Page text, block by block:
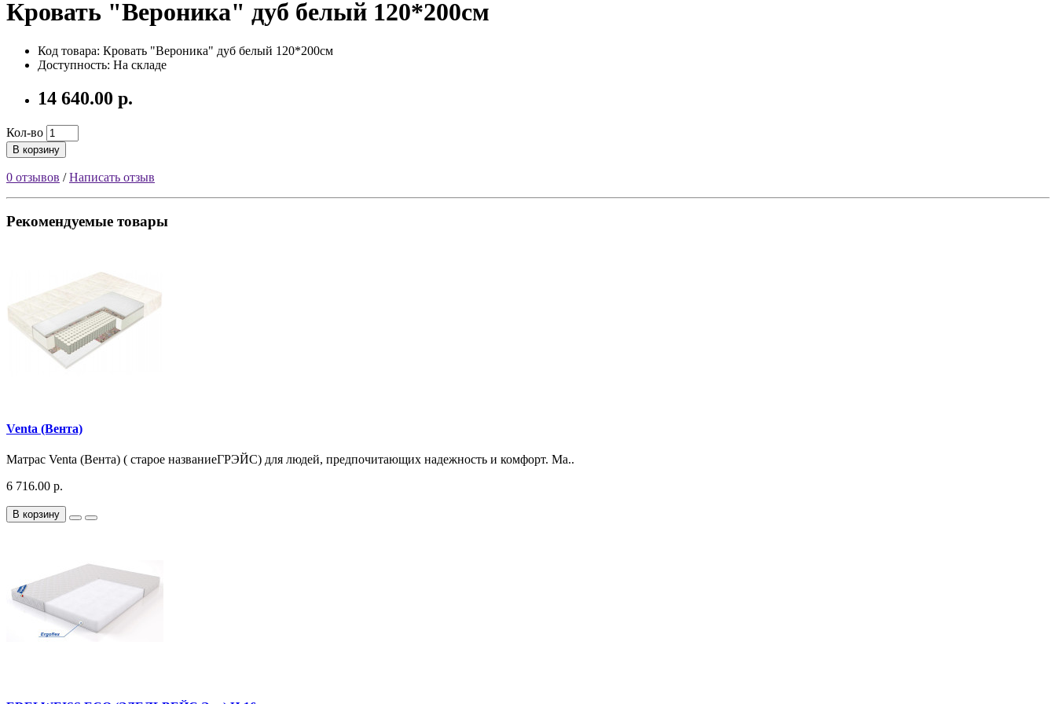
Кровать "Вероника" дуб белый 120*200см
Код товара: Кровать "Вероника" дуб белый 120*200см
Доступность: На складе
14 640.00 р.
Кол-во
В корзину
0 отзывов /Написать отзыв
Рекомендуемые товары
Venta (Вента)
Матрас Venta (Вента) ( старое названиеГРЭЙС) для людей, предпочитающих надежность и комфорт. Ма..
6 716.00 р.
В корзину